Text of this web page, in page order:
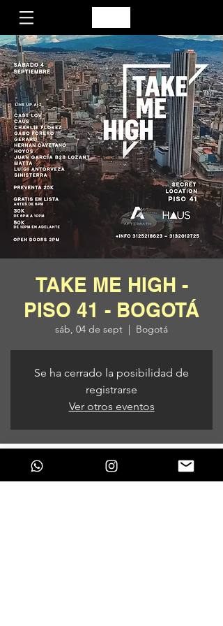
TAKE ME HIGH -
PISO 41 - BOGOTÁ
sáb, 04 de sept
  |
Bogotá
Se ha cerrado la posibilidad de
registrarse
Ver otros eventos
Horario y ubicación